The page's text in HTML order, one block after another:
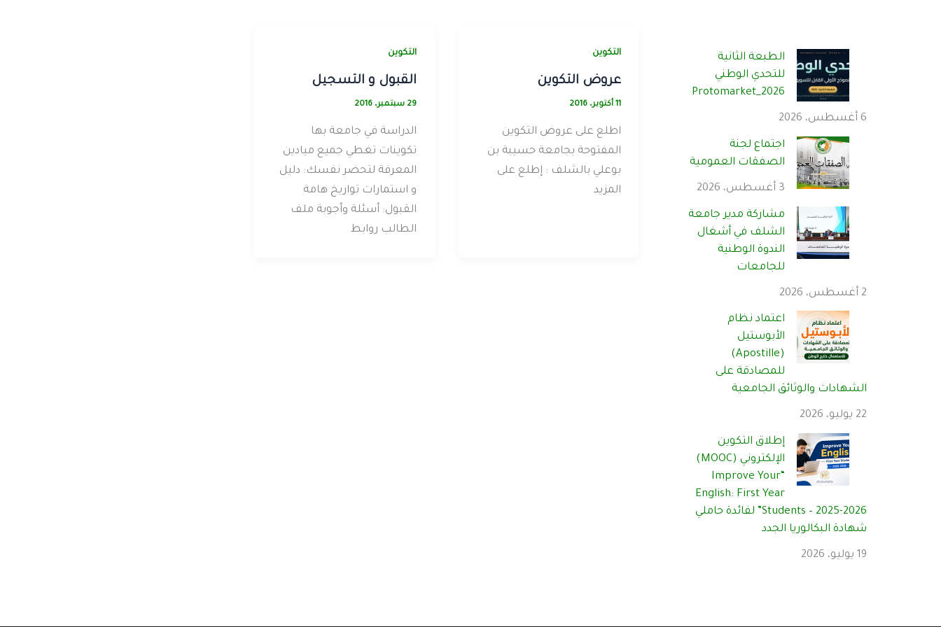
الطبعة الثانية
للتحدي الوطني
Protomarket_2026
6 أغسطس، 2026
اجتماع لجنة
الصفقات العمومية
3 أغسطس، 2026
مشاركة مدير جامعة
الشلف في أشغال
الندوة الوطنية
للجامعات
2 أغسطس، 2026
اعتماد نظام
الأبوستيل
(Apostille)
للمصادقة على
الشهادات والوثائق الجامعية
22 يوليو، 2026
إطلاق التكوين
الإلكتروني (MOOC)
“Improve Your
English: First Year
Students – 2025-2026” لفائدة حاملي
شهادة البكالوريا الجدد
19 يوليو، 2026
التكوين
عروض التكوين
11 أكتوبر، 2016
اطلع على عروض التكوين
المفتوحة بجامعة حسيبة بن
بوعلي بالشلف : إطلع على
المزيد
التكوين
القبول و التسجيل
29 سبتمبر، 2016
الدراسة في جامعة بها
تكوينات تغطي جميع ميادين
المعرفة لتحضر نفسك: دليل
و استمارات تواريخ هامة
القبول: أسئلة وأجوبة ملف
الطالب روابط